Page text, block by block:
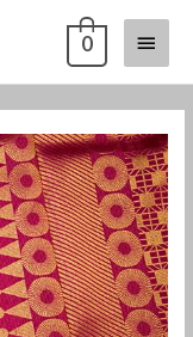
Main
Menu
0